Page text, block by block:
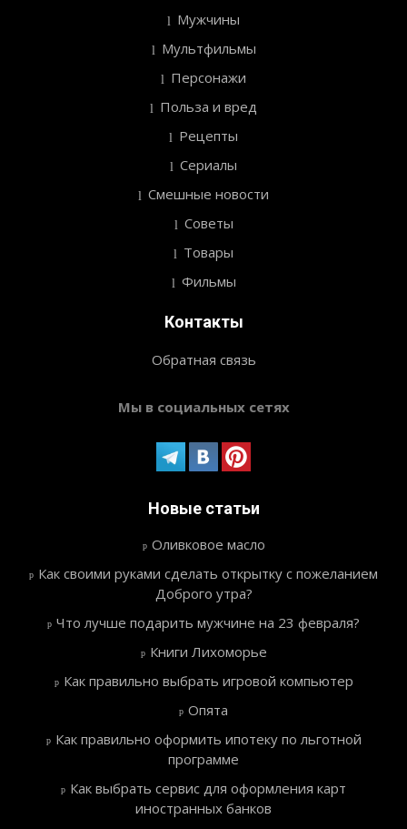
Мужчины
Мультфильмы
Персонажи
Польза и вред
Рецепты
Сериалы
Смешные новости
Советы
Товары
Фильмы
Контакты
Обратная связь
Мы в социальных сетях
Новые статьи
Оливковое масло
Как своими руками сделать открытку с пожеланием
Доброго утра?
Что лучше подарить мужчине на 23 февраля?
Книги Лихоморье
Как правильно выбрать игровой компьютер
Опята
Как правильно оформить ипотеку по льготной
программе
Как выбрать сервис для оформления карт
иностранных банков